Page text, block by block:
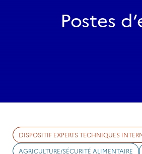
Postes
DISPOSITIF EXPERTS TECHNIQUES
AGRICULTURE/SÉCURITÉ ALIMENTAIRE